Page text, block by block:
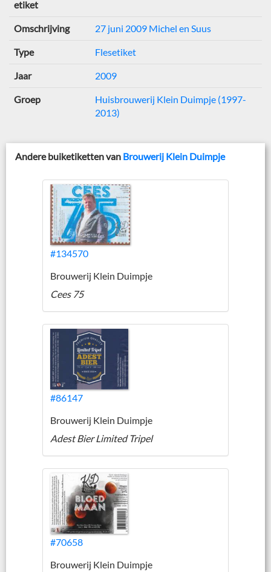
etiket
Omschrijving 27 juni 2009 Michel en Suus
Type Flesetiket
Jaar 2009
Groep
Huisbrouwerij Klein Duimpje (1997-
2013)
Andere buiketiketten van Brouwerij Klein Duimpje
#134570
Brouwerij Klein Duimpje
Cees 75
#86147
Brouwerij Klein Duimpje
Adest Bier Limited Tripel
#70658
Brouwerij Klein Duimpje